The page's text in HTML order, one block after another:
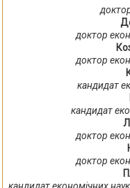
доктор
доктор
кандидат
кандидат
доктор
доктор